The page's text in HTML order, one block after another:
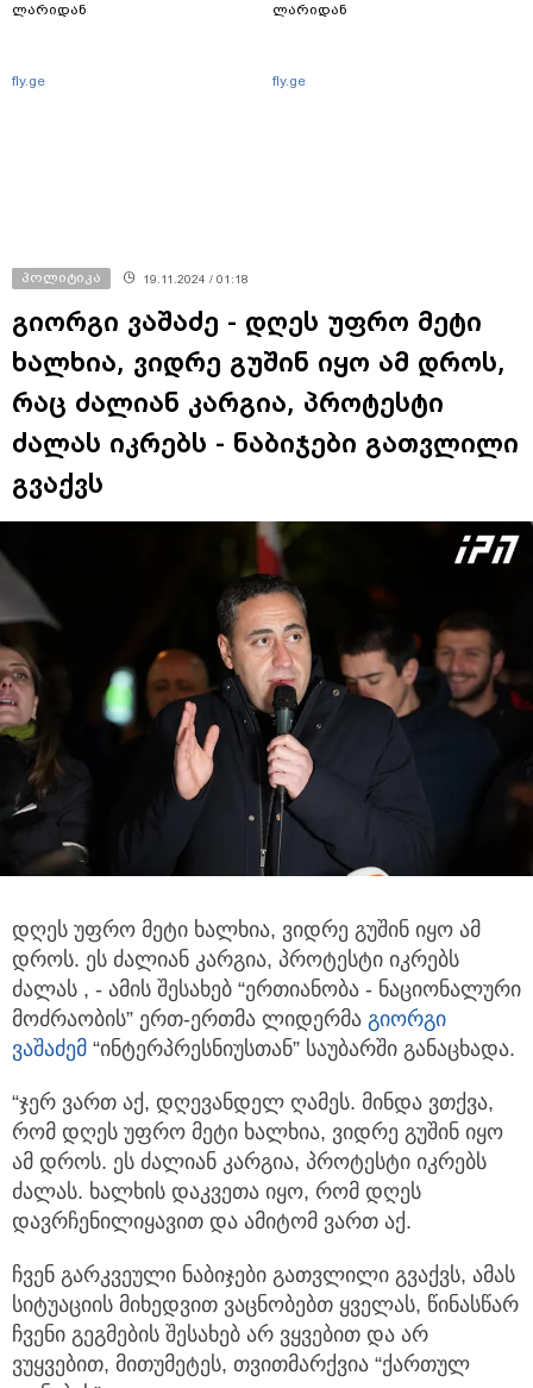
ლარიდან
fly.ge
ლარიდან
fly.ge
პოლიტიკა 19.11.2024 / 01:18
გიორგი ვაშაძე - დღეს უფრო მეტი
ხალხია, ვიდრე გუშინ იყო ამ დროს,
რაც ძალიან კარგია, პროტესტი
ძალას იკრებს - ნაბიჯები გათვლილი
გვაქვს
დღეს უფრო მეტი ხალხია, ვიდრე გუშინ იყო ამ
დროს. ეს ძალიან კარგია, პროტესტი იკრებს
ძალას , - ამის შესახებ “ერთიანობა - ნაციონალური
მოძრაობის” ერთ-ერთმა ლიდერმა გიორგი
ვაშაძემ “ინტერპრესნიუსთან” საუბარში განაცხადა.
“ჯერ ვართ აქ, დღევანდელ ღამეს. მინდა ვთქვა,
რომ დღეს უფრო მეტი ხალხია, ვიდრე გუშინ იყო
ამ დროს. ეს ძალიან კარგია, პროტესტი იკრებს
ძალას. ხალხის დაკვეთა იყო, რომ დღეს
დავრჩენილიყავით და ამიტომ ვართ აქ.
ჩვენ გარკვეული ნაბიჯები გათვლილი გვაქვს, ამას
სიტუაციის მიხედვით ვაცნობებთ ყველას, წინასწარ
ჩვენი გეგმების შესახებ არ ვყვებით და არ
ვუყვებით, მითუმეტეს, თვითმარქვია “ქართულ